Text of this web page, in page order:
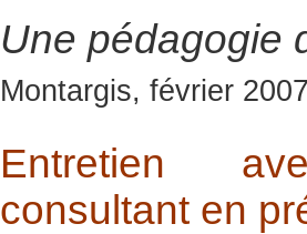
Une pédagogie
Montargis, février
Entretien
consultant en